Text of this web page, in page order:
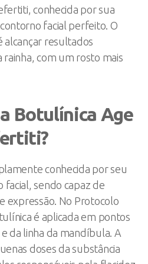
conhecida por sua
facial perfeito. O
resultados
com um rosto mais
Botulínica Age
conhecida por seu
facial, sendo capaz de
expressão. No Protocolo
é aplicada em pontos
da linha da mandíbula. A
doses da substância